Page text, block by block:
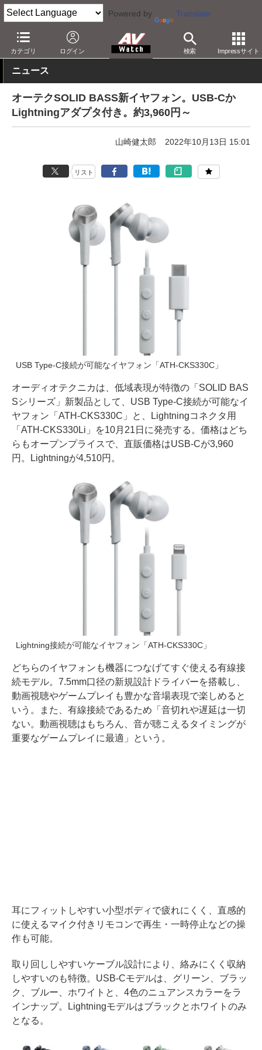
Powered by Translate
カテゴリ ログイン 検索 Impressサイト
AV Watch 製品 ヘッドフォンアンプ オーディオテクニカ
ニュース
オーテクSOLID BASS新イヤフォン。USB-Cか
Lightningアダプタ付き。約3,960円～
山崎健太郎 2022年10月13日 15:01
リスト
USB Type-C接続が可能なイヤフォン「ATH-CKS330C」
オーディオテクニカは、低域表現が特徴の「SOLID BAS
Sシリーズ」新製品として、USB Type-C接続が可能なイ
ヤフォン「ATH-CKS330C」と、Lightningコネクタ用
「ATH-CKS330Li」を10月21日に発売する。価格はどち
らもオープンプライスで、直販価格はUSB-Cが3,960
円。Lightningが4,510円。
Lightning接続が可能なイヤフォン「ATH-CKS330C」
どちらのイヤフォンも機器につなげてすぐ使える有線接
続モデル。7.5mm口径の新規設計ドライバーを搭載し、
動画視聴やゲームプレイも豊かな音場表現で楽しめると
いう。また、有線接続であるため「音切れや遅延は一切
ない。動画視聴はもちろん、音が聴こえるタイミングが
重要なゲームプレイに最適」という。
耳にフィットしやすい小型ボディで疲れにくく、直感的
に使えるマイク付きリモコンで再生・一時停止などの操
作も可能。
取り回ししやすいケーブル設計により、絡みにくく収納
しやすいのも特徴。USB-Cモデルは、グリーン、ブラッ
ク、ブルー、ホワイトと、4色のニュアンスカラーをラ
インナップ。Lightningモデルはブラックとホワイトのみ
となる。